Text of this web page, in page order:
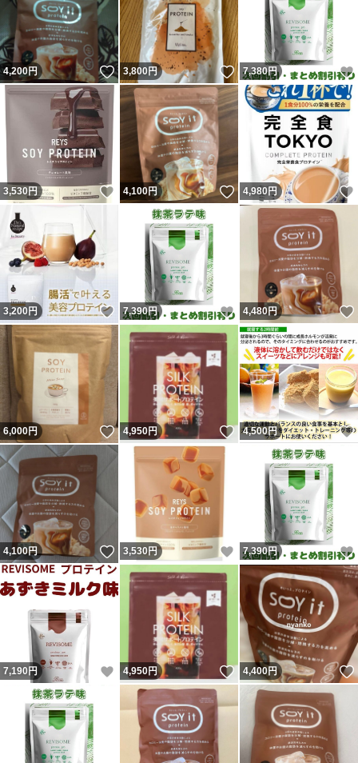
4,200円 いいね！
3,800円 いいね！
7,380円
3,530円 いいね！
4,100円 いいね！
4,980 円
3,200円 いいね！
7,390円 いいね！
4,480円
6,000円 いいね！
4,950円 いいね！
4,500円
4,100円 いいね！
3,530円 いいね！
7,390円
7,190 円 いいね！
4,950円 いいね！
4,400円